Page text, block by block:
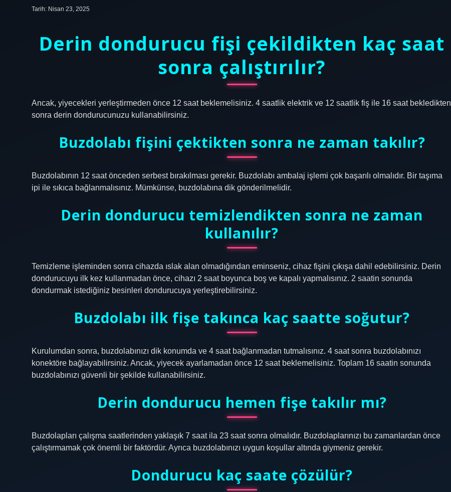
Tarih: Nisan 23, 2025
Derin dondurucu fişi çekildikten kaç saat
sonra çalıştırılır?
Ancak, yiyecekleri yerleştirmeden önce 12 saat beklemelisiniz. 4 saatlik elektrik ve 12 saatlik fiş ile 16 saat bekledikten
sonra derin dondurucunuzu kullanabilirsiniz.
Buzdolabı fişini çektikten sonra ne zaman takılır?
Buzdolabının 12 saat önceden serbest bırakılması gerekir. Buzdolabı ambalaj işlemi çok başarılı olmalıdır. Bir taşıma
ipi ile sıkıca bağlanmalısınız. Mümkünse, buzdolabına dik gönderilmelidir.
Derin dondurucu temizlendikten sonra ne zaman
kullanılır?
Temizleme işleminden sonra cihazda ıslak alan olmadığından eminseniz, cihaz fişini çıkışa dahil edebilirsiniz. Derin
dondurucuyu ilk kez kullanmadan önce, cihazı 2 saat boyunca boş ve kapalı yapmalısınız. 2 saatin sonunda
dondurmak istediğiniz besinleri dondurucuya yerleştirebilirsiniz.
Buzdolabı ilk fişe takınca kaç saatte soğutur?
Kurulumdan sonra, buzdolabınızı dik konumda ve 4 saat bağlanmadan tutmalısınız. 4 saat sonra buzdolabınızı
konektöre bağlayabilirsiniz. Ancak, yiyecek ayarlamadan önce 12 saat beklemelisiniz. Toplam 16 saatin sonunda
buzdolabınızı güvenli bir şekilde kullanabilirsiniz.
Derin dondurucu hemen fişe takılır mı?
Buzdolapları çalışma saatlerinden yaklaşık 7 saat ila 23 saat sonra olmalıdır. Buzdolaplarınızı bu zamanlardan önce
çalıştırmamak çok önemli bir faktördür. Ayrıca buzdolabınızı uygun koşullar altında giymeniz gerekir.
Dondurucu kaç saate çözülür?